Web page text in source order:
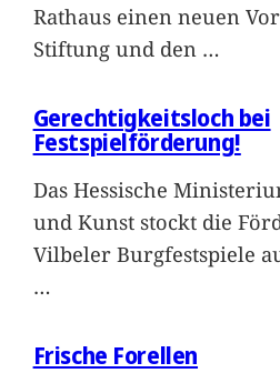
Rathaus einen neuen
Stiftung und den …
Gerechtigkeitsloch bei
Festspielförderung!
Das Hessische
und Kunst stockt die
Vilbeler Burgfestspiele
…
Frische Forellen